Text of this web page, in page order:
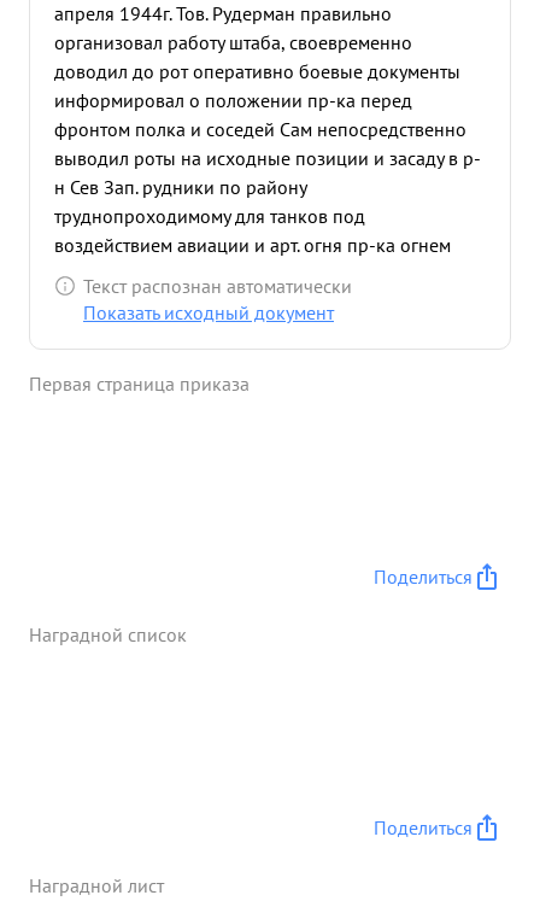
апреля 1944г. Тов. Рудерман правильно
организовал работу штаба, своевременно
доводил до рот оперативно боевые документы
информировал о положении пр-ка перед
фронтом полка и соседей Сам непосредственно
выводил роты на исходные позиции и засаду в р-
н Сев Зап. рудники по району
труднопроходимому для танков под
воздействием авиации и арт. огня пр-ка огнем
танков из засад было приостановлено
продвижение противника 2 Ковельскому шоссе,
44г. правильно организовал взаимодействие
Текст распознан автоматически
Показать исходный документ
Первая страница приказа
Поделиться
Наградной список
Поделиться
Наградной лист